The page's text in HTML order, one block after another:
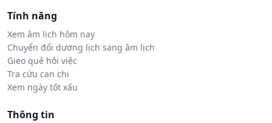
Tính năng
Xem âm lịch hôm nay
Chuyển đổi dương lịch sang âm lịch
Gieo quẻ hỏi việc
Tra cứu can chi
Xem ngày tốt xấu
Thông tin